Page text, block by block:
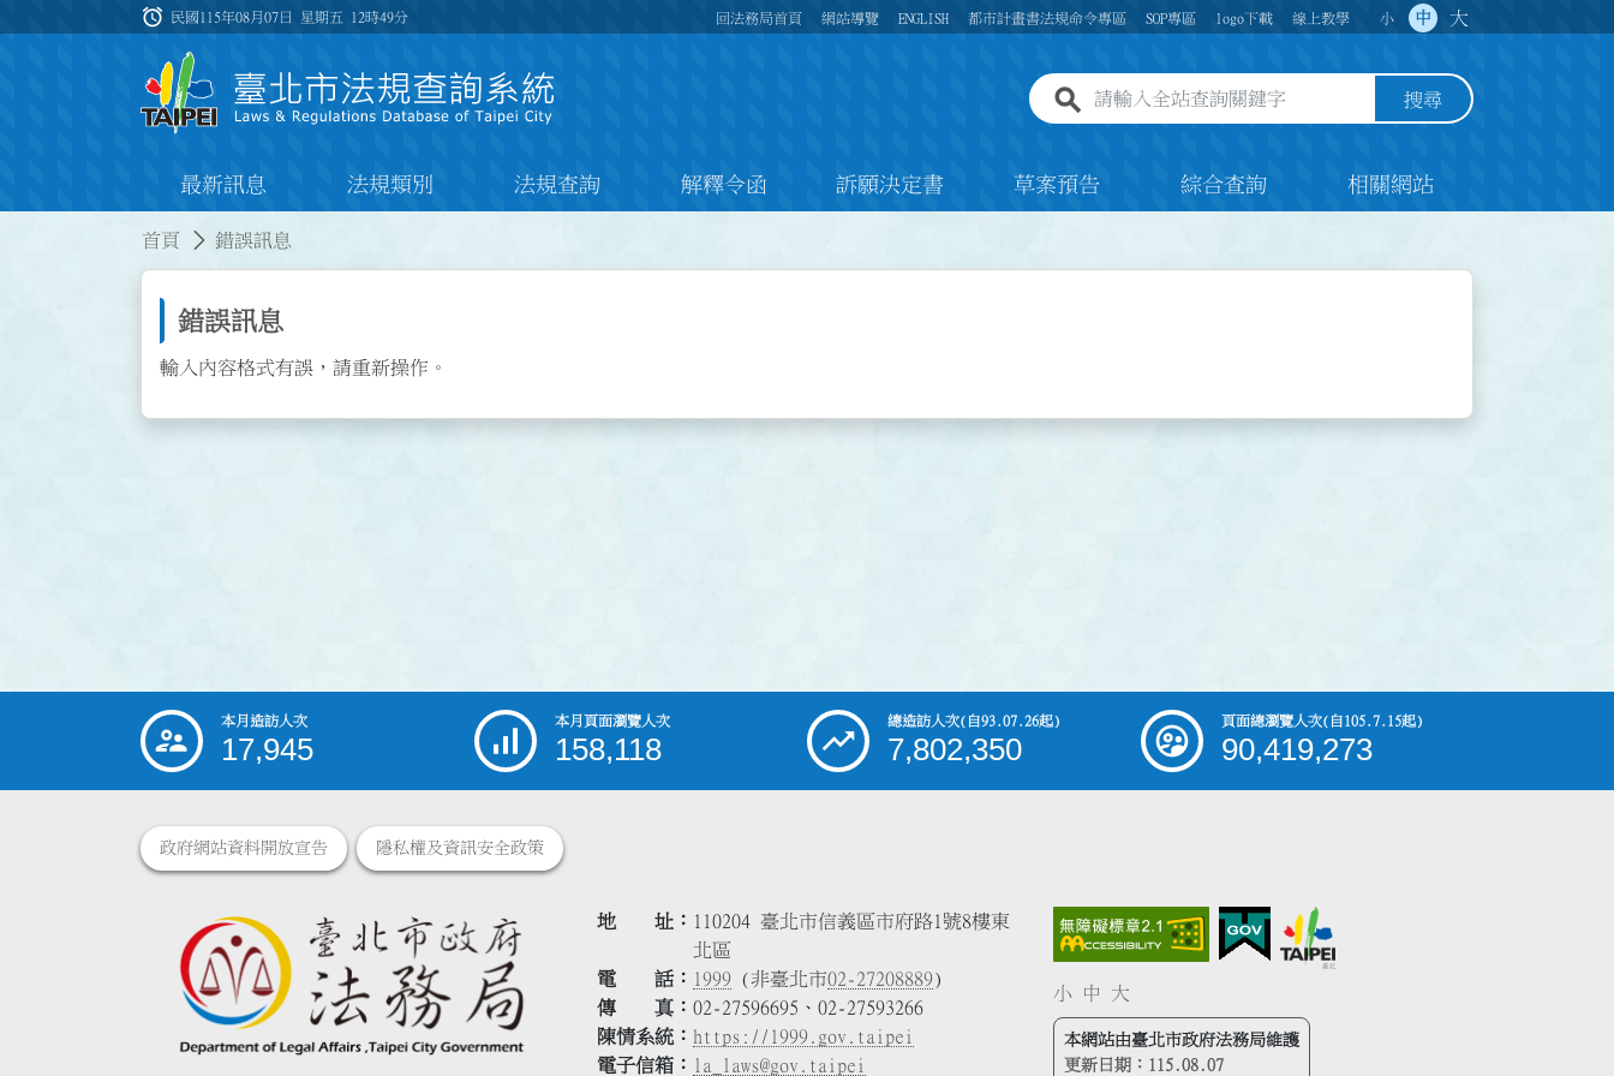
:::
alarm 民國115年08月07日 星期五 12時49分 回法務局首頁 網站導覽 ENGLISH 都市計畫書法規命令專區 SOP專區 logo下載 線上教學 小 中 大
全站查詢關鍵字欄位 搜尋
最新訊息 法規類別 法規查詢 解釋令函 訴願決定書 草案預告 綜合查詢 相關網站
首頁 錯誤訊息
錯誤訊息
輸入內容格式有誤，請重新操作。
::: 本月造訪人次
17,945
本月頁面瀏覽人次
158,118
總造訪人次(自93.07.26起)
7,802,350
頁面總瀏覽人次(自105.7.15起)
90,419,273
政府網站資料開放宣告 隱私權及資訊安全政策
地 址
110204 臺北市信義區市府路1號8樓東
北區
電 話
1999 (非臺北市02-27208889)
傳 真
02-27596695、02-27593266
陳情系統
https://1999.gov.taipei
電子信箱
la_laws@gov.taipei
小 中 大
本網站由臺北市政府法務局維護
更新日期： 115.08.07